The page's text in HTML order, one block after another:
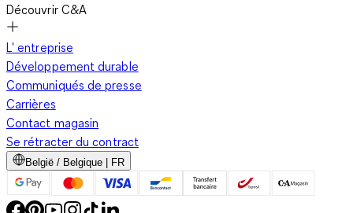
Découvrir C&A
L' entreprise
Développement durable
Communiqués de presse
Carrières
Contact magasin
Se rétracter du contract
België / Belgique | FR